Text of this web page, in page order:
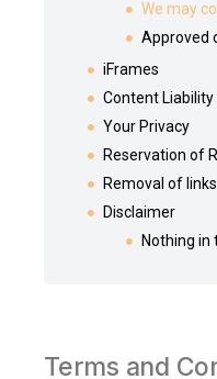
Terms and
iFrames
Content Liability
Your Privacy
Reservation of
Removal of
Disclaimer
Nothing in